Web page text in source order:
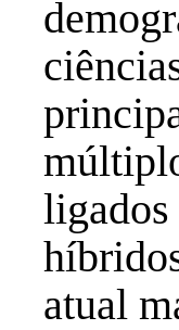
atual